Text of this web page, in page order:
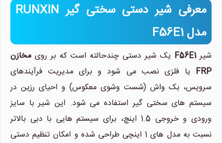
معرفی شیر دستی سختی گیر RUNXIN
مدل F56E1
شیر F56E1 یک شیر دستی چندحالته است که بر روی مخازن
FRP یا فلزی نصب می شود و برای مدیریت فرآیندهای
سرویس، بک واش (شست وشوی معکوس) و احیای رزین در
سیستم های سختی گیر استفاده می شود. این شیر با سایز
ورودی و خروجی 1.5 اینچ، برای سیستم هایی با دبی بالاتر
نسبت به مدل های 1 اینچی طراحی شده و امکان تنظیم دستی